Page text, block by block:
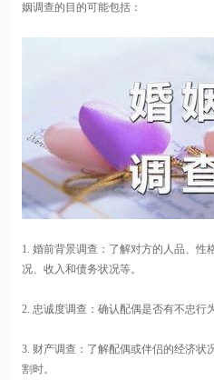
姻调查的目的可能包括：
1. 婚前背景调查：了解对方的人品、性
况、收入和债务状况等。
2. 忠诚度调查：确认配偶是否有不忠行
3. 财产调查：了解配偶或伴侣的经济状
割时。